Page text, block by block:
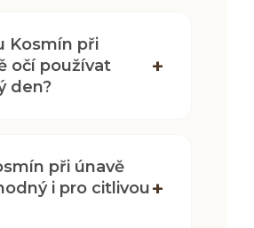
Kosmín při
očí používat
den?
při únavě
i pro citlivou